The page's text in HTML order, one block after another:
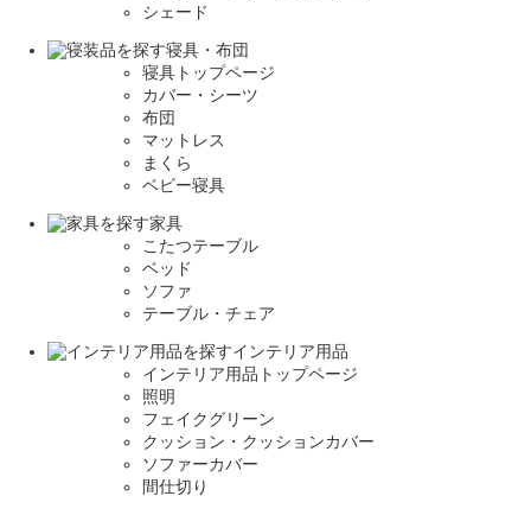
シェード
寝具・布団
寝具トップページ
カバー・シーツ
布団
マットレス
まくら
ベビー寝具
家具
こたつテーブル
ベッド
ソファ
テーブル・チェア
インテリア用品
インテリア用品トップページ
照明
フェイクグリーン
クッション・クッションカバー
ソファーカバー
間仕切り